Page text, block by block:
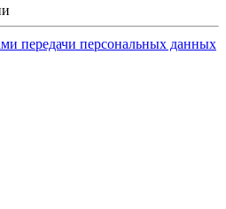
передачи персональных данных